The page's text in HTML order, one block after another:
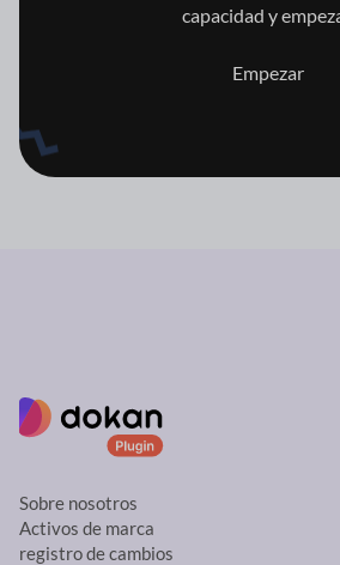
capacidad y
Empezar
Sobre nosotros
Activos de marca
registro de cambios